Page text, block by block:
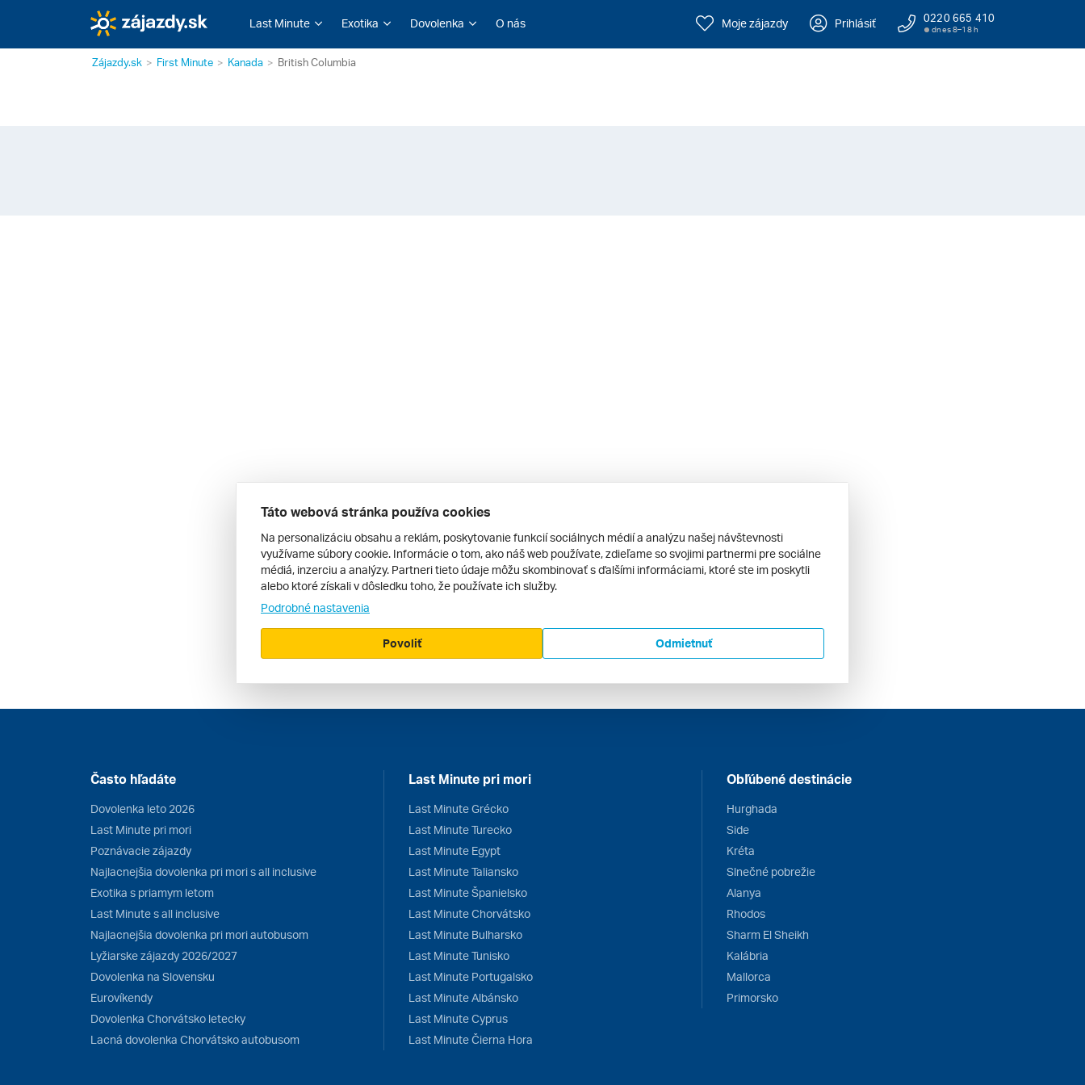
Last Minute Exotika Dovolenka O nás Moje zájazdy Prihlásiť 0220 665 410
dnes 8–18 h
Zájazdy.sk First Minute Kanada British Columbia
Často hľadáte
Dovolenka leto 2026
Last Minute pri mori
Poznávacie zájazdy
Najlacnejšia dovolenka pri mori s all inclusive
Exotika s priamym letom
Last Minute s all inclusive
Najlacnejšia dovolenka pri mori autobusom
Lyžiarske zájazdy 2026/2027
Dovolenka na Slovensku
Eurovíkendy
Dovolenka Chorvátsko letecky
Lacná dovolenka Chorvátsko autobusom
Last Minute pri mori
Last Minute Grécko
Last Minute Turecko
Last Minute Egypt
Last Minute Taliansko
Last Minute Španielsko
Last Minute Chorvátsko
Last Minute Bulharsko
Last Minute Tunisko
Last Minute Portugalsko
Last Minute Albánsko
Last Minute Cyprus
Last Minute Čierna Hora
Obľúbené destinácie
Hurghada
Side
Kréta
Slnečné pobrežie
Alanya
Rhodos
Sharm El Sheikh
Kalábria
Mallorca
Primorsko
Táto webová stránka používa cookies
Na personalizáciu obsahu a reklám, poskytovanie funkcií sociálnych médií a analýzu našej návštevnosti
využívame súbory cookie. Informácie o tom, ako náš web používate, zdieľame so svojimi partnermi pre sociálne
médiá, inzerciu a analýzy. Partneri tieto údaje môžu skombinovať s ďalšími informáciami, ktoré ste im poskytli
alebo ktoré získali v dôsledku toho, že používate ich služby.
Podrobné nastavenia
Odmietnuť
Povoliť